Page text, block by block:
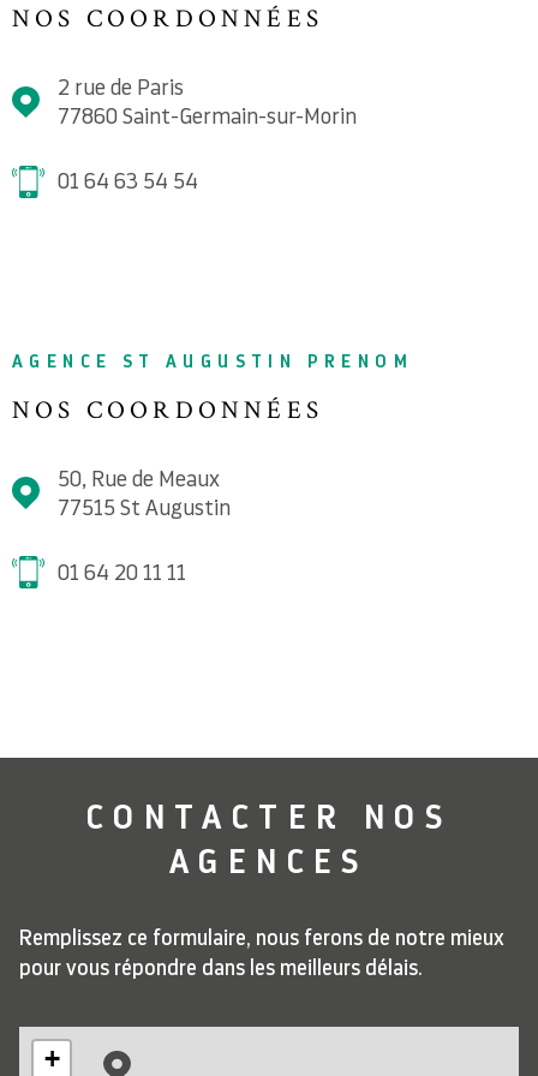
NOS COORDONNÉES
2 rue de Paris
77860
Saint-Germain-sur-Morin
01 64 63 54 54
AGENCE ST AUGUSTIN PRENOM
NOS COORDONNÉES
50, Rue de Meaux
77515
St Augustin
01 64 20 11 11
CONTACTER
NOS
AGENCES
Remplissez ce formulaire, nous ferons de notre mieux
pour vous répondre dans les meilleurs délais.
+